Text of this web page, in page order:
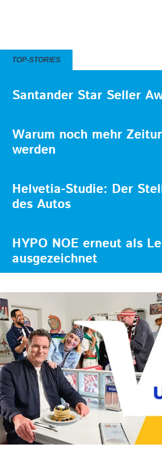
TOP-STORIES
Santander Star Seller
Warum noch mehr
werden
Helvetia-Studie: Der
des Autos
HYPO NOE erneut als
ausgezeichnet